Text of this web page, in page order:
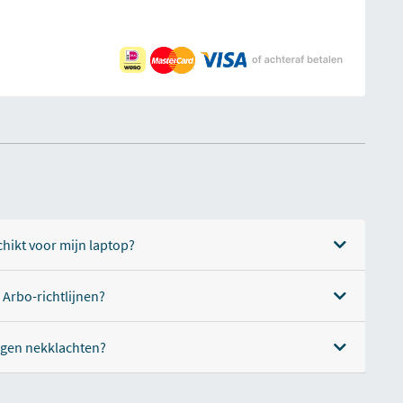
voor mijn laptop?
Arbo-richtlijnen?
nekklachten?